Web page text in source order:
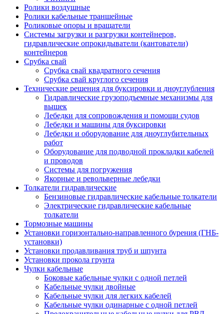
Ролики воздушные
Ролики кабельные траншейные
Роликовые опоры и вращатели
Системы загрузки и разгрузки контейнеров,
гидравлические опрокидыватели (кантователи)
контейнеров
Срубка свай
Срубка свай квадратного сечения
Срубка свай круглого сечения
Технические решения для буксировки и дноуглубления
Гидравлические грузоподъемные механизмы для
вышек
Лебедки для сопровождения и помощи судов
Лебедки и машины для буксировки
Лебедки и оборудование для дноуглубительных
работ
Оборудование для подводной прокладки кабелей
и проводов
Системы для погружения
Якорные и револьверные лебедки
Толкатели гидравлические
Бензиновые гидравлические кабельные толкатели
Электрические гидравлические кабельные
толкатели
Тормозные машины
Установки горизонтально-направленного бурения (ГНБ-
установки)
Установки продавливания труб и шпунта
Установки прокола грунта
Чулки кабельные
Боковые кабельные чулки с одной петлей
Кабельные чулки двойные
Кабельные чулки для легких кабелей
Кабельные чулки одинарные с одной петлей